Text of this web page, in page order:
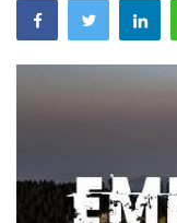
Şarkı Sözleri
Ağır Sözler
Komik Sözler